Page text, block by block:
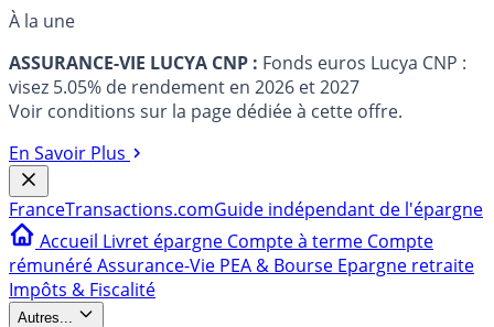
À la une
ASSURANCE-VIE LUCYA CNP : Fonds euros Lucya CNP :
visez 5.05% de rendement en 2026 et 2027
Voir conditions sur la page dédiée à cette offre.
En Savoir Plus
FranceTransactions.comGuide indépendant de l'épargne
Accueil Livret épargne Compte à terme Compte
rémunéréAssurance-Vie PEA & Bourse Epargne retraite
Impôts & Fiscalité
Autres...